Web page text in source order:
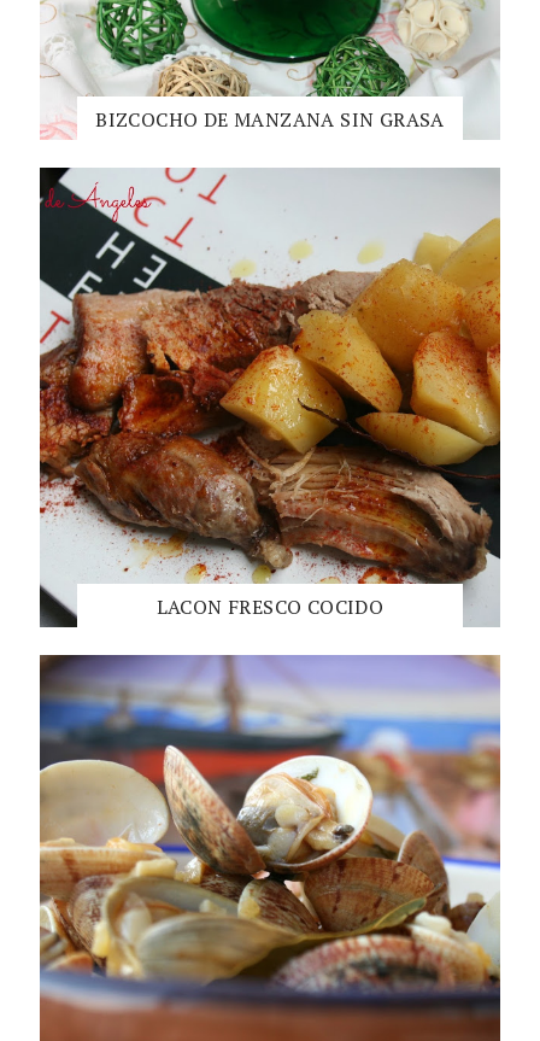
BIZCOCHO DE MANZANA SIN GRASA
LACON FRESCO COCIDO